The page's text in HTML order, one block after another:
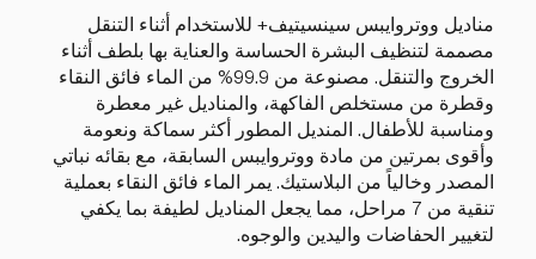
مناديل ووتروايبس سينسيتيف+ للاستخدام أثناء التنقل
مصممة لتنظيف البشرة الحساسة والعناية بها بلطف أثناء
الخروج والتنقل. مصنوعة من 99.9% من الماء فائق النقاء
وقطرة من مستخلص الفاكهة، والمناديل غير معطرة
ومناسبة للأطفال. المنديل المطور أكثر سماكة ونعومة
وأقوى بمرتين من مادة ووتروايبس السابقة، مع بقائه نباتي
المصدر وخالياً من البلاستيك. يمر الماء فائق النقاء بعملية
تنقية من 7 مراحل، مما يجعل المناديل لطيفة بما يكفي
لتغيير الحفاضات واليدين والوجوه.